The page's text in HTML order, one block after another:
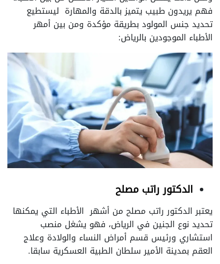
فهم يريدون طبيب يتميز بالدقة والمهارة ليستطيع
تحديد جنس المولود بطريقة مؤكدة ومن بين أمهر
الأطباء الموجودين بالرياض:
الدكتور راتب مصلح
يعتبر الدكتور راتب مصلح من أشهر الأطباء التي يمكنها
تحديد نوع الجنين في الرياض، فهو يشغل منصب
استشاري ورئيس قسم أمراض النساء والولادة وعلاج
العقم بمدينة الأمير سلطان الطبية العسكرية سابقا.